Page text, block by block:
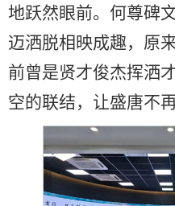
地跃然眼前。何尊碑
迈洒脱相映成趣，原
前曾是贤才俊杰挥洒
空的联结，让盛唐不